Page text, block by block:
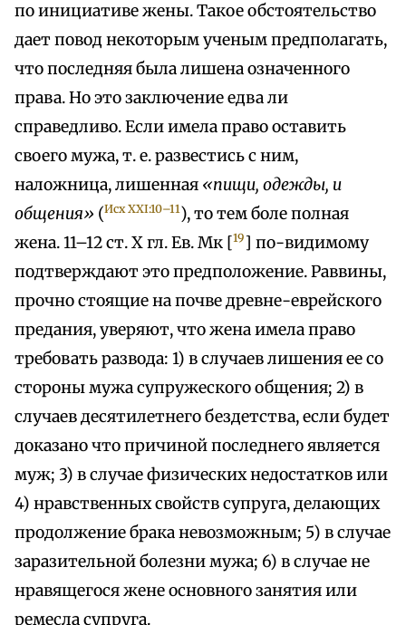
по инициативе жены. Такое обстоятельство
дает повод некоторым ученым предполагать,
что последняя была лишена означенного
права. Но это заключение едва ли
справедливо. Если имела право оставить
своего мужа, т. е. развестись с ним,
наложница, лишенная «пищи, одежды, и
общения» (Исх XXI:10–11), то тем боле полная
жена. 11–12 ст. X гл. Ев. Мк [19 ] по-видимому
подтверждают это предположение. Раввины,
прочно стоящие на почве древне-еврейского
предания, уверяют, что жена имела право
требовать развода: 1) в случаев лишения ее со
стороны мужа супружеского общения; 2) в
случаев десятилетнего бездетства, если будет
доказано что причиной последнего является
муж; 3) в случае физических недостатков или
4) нравственных свойств супруга, делающих
продолжение брака невозможным; 5) в случае
заразительной болезни мужа; 6) в случае не
нравящегося жене основного занятия или
ремесла супруга.